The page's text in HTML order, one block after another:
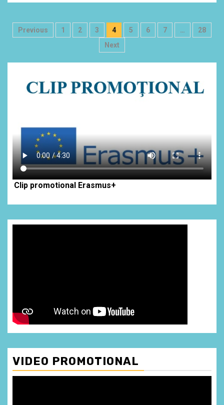
Paginație
Previous 1 2 3 4 5 6 7 …
28
Next
Clip promotional Erasmus+
VIDEO PROMOTIONAL